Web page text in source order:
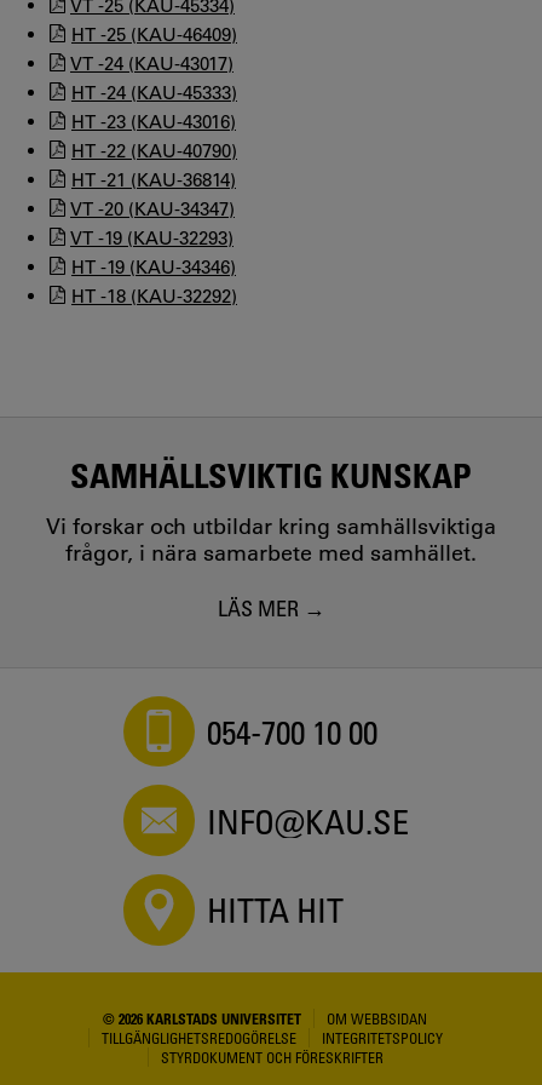
VT -25 (KAU-45334)
HT -25 (KAU-46409)
VT -24 (KAU-43017)
HT -24 (KAU-45333)
HT -23 (KAU-43016)
HT -22 (KAU-40790)
HT -21 (KAU-36814)
VT -20 (KAU-34347)
VT -19 (KAU-32293)
HT -19 (KAU-34346)
HT -18 (KAU-32292)
SAMHÄLLSVIKTIG KUNSKAP
Vi forskar och utbildar kring samhällsviktiga
frågor, i nära samarbete med samhället.
LÄS MER
054-700 10 00
INFO@KAU.SE
HITTA HIT
© 2026 KARLSTADS UNIVERSITET
OM WEBBSIDAN
TILLGÄNGLIGHETSREDOGÖRELSE
INTEGRITETSPOLICY
STYRDOKUMENT OCH FÖRESKRIFTER